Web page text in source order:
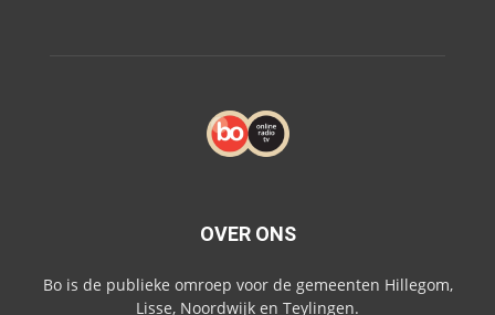
OVER ONS
Bo is de publieke omroep voor de gemeenten Hillegom,
Lisse, Noordwijk en Teylingen.